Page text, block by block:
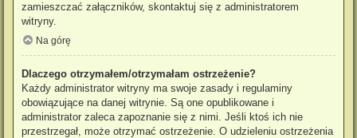
zamieszczać załączników, skontaktuj się z administratorem
witryny.
Na górę
Dlaczego otrzymałem/otrzymałam ostrzeżenie?
Każdy administrator witryny ma swoje zasady i regulaminy
obowiązujące na danej witrynie. Są one opublikowane i
administrator zaleca zapoznanie się z nimi. Jeśli ktoś ich nie
przestrzegał, może otrzymać ostrzeżenie. O udzieleniu ostrzeżenia